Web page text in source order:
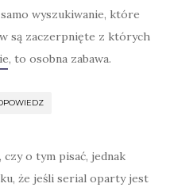
samo wyszukiwanie, które
są zaczerpnięte z których
to osobna zabawa.
czy o tym pisać, jednak
że jeśli serial oparty jest